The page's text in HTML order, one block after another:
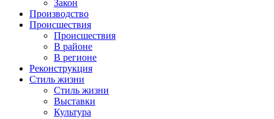
Закон
Производство
Происшествия
Происшествия
В районе
В регионе
Реконструкция
Стиль жизни
Стиль жизни
Выставки
Культура